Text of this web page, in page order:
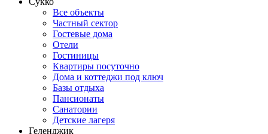
Все объекты
Частный сектор
Гостевые дома
Отели
Гостиницы
Квартиры посуточно
Дома и коттеджи под ключ
Базы отдыха
Пансионаты
Санатории
Детские лагеря
Геленджик